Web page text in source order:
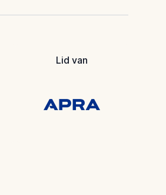
Lid van